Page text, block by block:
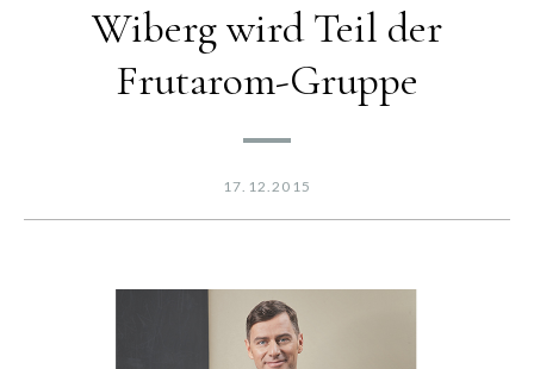
Wiberg wird Teil der
Frutarom-Gruppe
17.12.2015